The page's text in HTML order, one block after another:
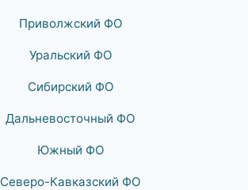
Приволжский ФО
Уральский ФО
Сибирский ФО
Дальневосточный ФО
Южный ФО
Северо-Кавказский ФО